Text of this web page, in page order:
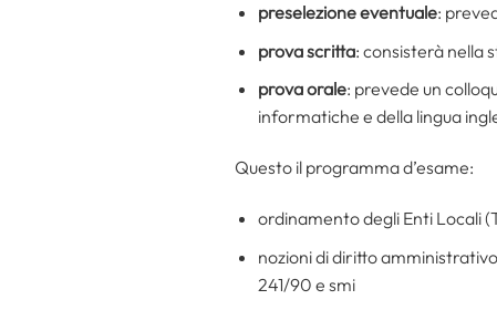
preselezione eventuale:
prova scritta: consisterà nella
prova orale: prevede un
informatiche e della lingua
Questo il programma d’esame:
ordinamento degli Enti Locali
nozioni di diritto
241/90 e smi